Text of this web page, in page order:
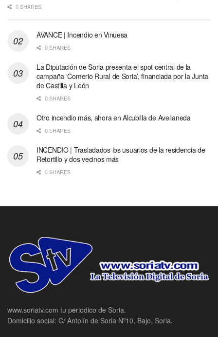
0 SHARES
AVANCE | Incendio en Vinuesa
0 SHARES
La Diputación de Soria presenta el spot central de la
campaña ‘Comerio Rural de Soria’, financiada por la Junta
de Castilla y León
0 SHARES
Otro incendio más, ahora en Alcubilla de Avellaneda
0 SHARES
INCENDIO | Trasladados los usuarios de la residencia de
Retortillo y dos vecinos más
0 SHARES
www.soriatv.com tu periodico de Soria.
Domicilio social: C/ Antolín de Soria Nº10, Bajo, Soria.